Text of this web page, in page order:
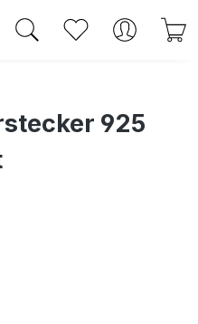
Du hast 0
925